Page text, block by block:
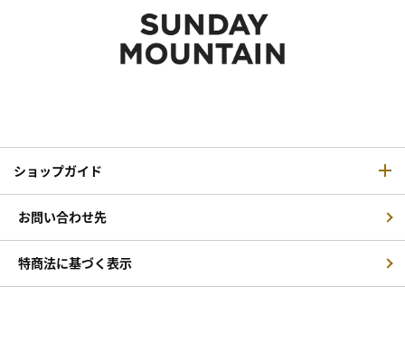
ショップガイド
お問い合わせ先
特商法に基づく表示